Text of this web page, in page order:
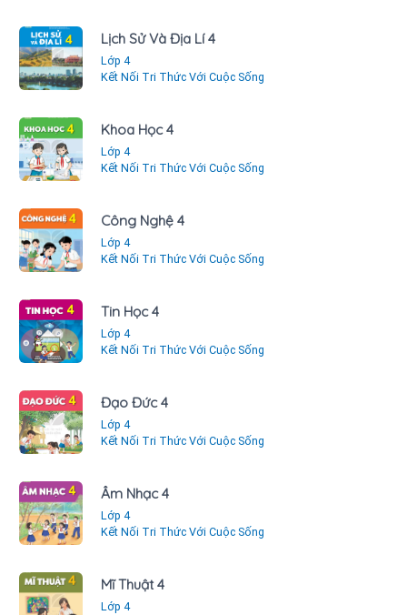
Lịch Sử Và Địa Lí 4
Lớp 4
Kết Nối Tri Thức Với Cuộc Sống
Khoa Học 4
Lớp 4
Kết Nối Tri Thức Với Cuộc Sống
Công Nghệ 4
Lớp 4
Kết Nối Tri Thức Với Cuộc Sống
Tin Học 4
Lớp 4
Kết Nối Tri Thức Với Cuộc Sống
Đạo Đức 4
Lớp 4
Kết Nối Tri Thức Với Cuộc Sống
Âm Nhạc 4
Lớp 4
Kết Nối Tri Thức Với Cuộc Sống
Mĩ Thuật 4
Lớp 4